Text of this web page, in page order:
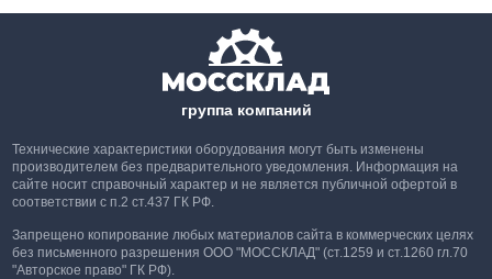
группа компаний
Технические характеристики оборудования могут быть изменены
производителем без предварительного уведомления. Информация на
сайте носит справочный характер и не является публичной офертой в
соответствии с п.2 ст.437 ГК РФ.
Запрещено копирование любых материалов сайта в коммерческих целях
без письменного разрешения ООО "МОССКЛАД" (ст.1259 и ст.1260 гл.70
"Авторское право" ГК РФ).